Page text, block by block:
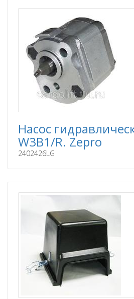
Насос
W3B1/R. Zepro
2402426LG